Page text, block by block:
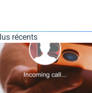
récents